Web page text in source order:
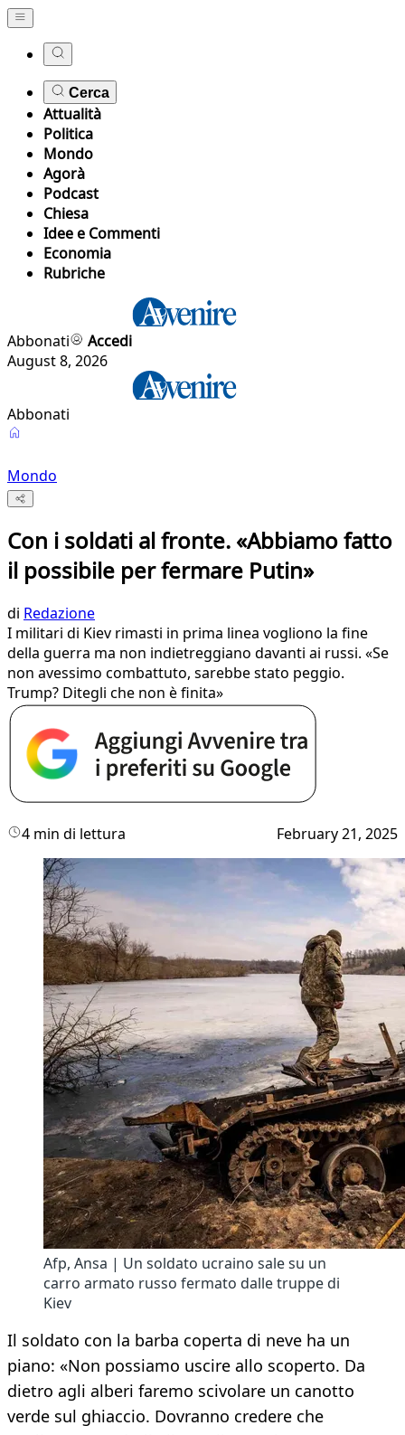
Cerca
Attualità
Politica
Mondo
Agorà
Podcast
Chiesa
Idee e Commenti
Economia
Rubriche
Abbonati
Accedi
August 8, 2026
Abbonati
Mondo
Con i soldati al fronte. «Abbiamo fatto
il possibile per fermare Putin»
di Redazione
I militari di Kiev rimasti in prima linea vogliono la fine
della guerra ma non indietreggiano davanti ai russi. «Se
non avessimo combattuto, sarebbe stato peggio.
Trump? Ditegli che non è finita»
4 min di lettura February 21, 2025
Afp, Ansa | Un soldato ucraino sale su un
carro armato russo fermato dalle truppe di
Kiev
Il soldato con la barba coperta di neve ha un
piano: «Non possiamo uscire allo scoperto. Da
dietro agli alberi faremo scivolare un canotto
verde sul ghiaccio. Dovranno credere che